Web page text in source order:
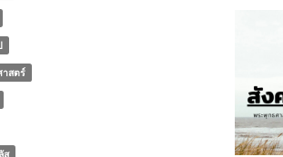
าสตร์
ส